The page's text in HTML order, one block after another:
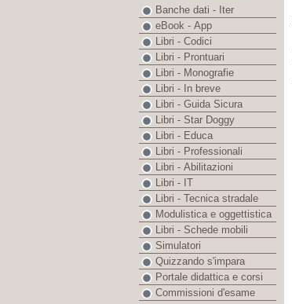
Banche dati - Iter
eBook - App
Libri - Codici
Libri - Prontuari
Libri - Monografie
Libri - In breve
Libri - Guida Sicura
Libri - Star Doggy
Libri - Educa
Libri - Professionali
Libri - Abilitazioni
Libri - IT
Libri - Tecnica stradale
Modulistica e oggettistica
Libri - Schede mobili
Simulatori
Quizzando s'impara
Portale didattica e corsi
Commissioni d'esame